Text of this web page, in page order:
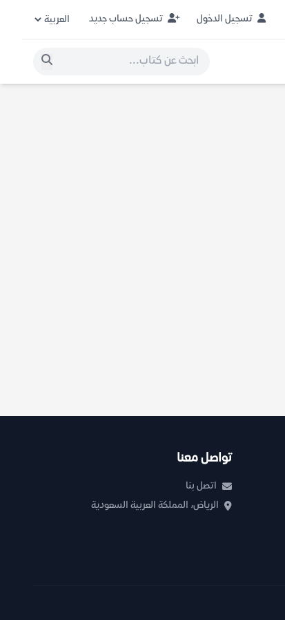
تسجيل الدخول تسجيل حساب جديد
تواصل معنا
اتصل بنا
الرياض، المملكة العربية السعودية